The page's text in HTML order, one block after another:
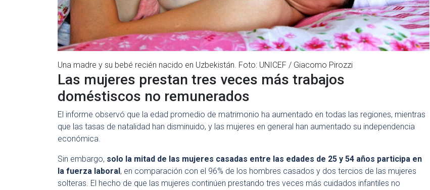
Una madre y su bebé recién nacido en Uzbekistán. Foto: UNICEF / Giacomo Pirozzi
Las mujeres prestan tres veces más trabajos
doméstiscos no remunerados
El informe observó que la edad promedio de matrimonio ha aumentado en todas las regiones, mientras
que las tasas de natalidad han disminuido, y las mujeres en general han aumentado su independencia
económica.
Sin embargo, solo la mitad de las mujeres casadas entre las edades de 25 y 54 años participa en
la fuerza laboral , en comparación con el 96% de los hombres casados y dos tercios de las mujeres
solteras. El hecho de que las mujeres continúen prestando tres veces más cuidados infantiles no